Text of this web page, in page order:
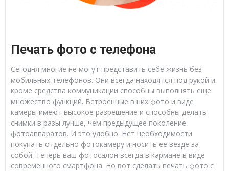
Печать фото с телефона
Сегодня многие не могут представить себе жизнь без
мобильных телефонов. Они всегда находятся под рукой и
кроме средства коммуникации способны выполнять еще
множество функций. Встроенные в них фото и виде
камеры имеют высокое разрешение и способны делать
снимки в разы лучше, чем предыдущее поколение
фотоаппаратов. И это удобно. Нет необходимости
покупать отдельно фотокамеру и носить ее везде за
собой. Теперь ваш фотосалон всегда в кармане в виде
современного смартфона. Но вот сделать печать фото с